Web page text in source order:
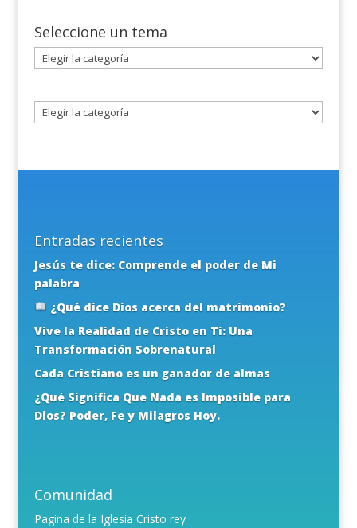
Seleccione un tema
Seleccione
un
Entradas recientes
Jesús te dice: Comprende el poder de Mi
palabra
¿Qué dice Dios acerca del matrimonio?
Vive la Realidad de Cristo en Ti: Una
Transformación Sobrenatural
Cada Cristiano es un ganador de almas
¿Qué Significa Que Nada es Imposible para
Dios? Poder, Fe y Milagros Hoy.
Comunidad
Pagina de la Iglesia Cristo rey